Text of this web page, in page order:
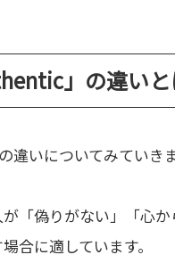
」の違い
違いについてみていき
「偽りがない」「心
合に適しています。